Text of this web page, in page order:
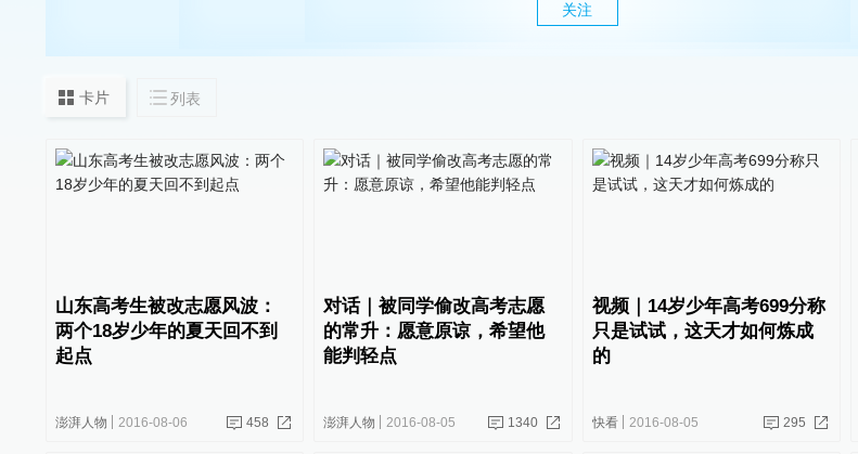
关注
卡片 列表
山东高考生被改志愿风波：
两个18岁少年的夏天回不到
起点
澎湃人物 2016-08-06 458
对话｜被同学偷改高考志愿
的常升：愿意原谅，希望他
能判轻点
澎湃人物 2016-08-05 1340
视频｜14岁少年高考699分称
只是试试，这天才如何炼成
的
快看 2016-08-05 295